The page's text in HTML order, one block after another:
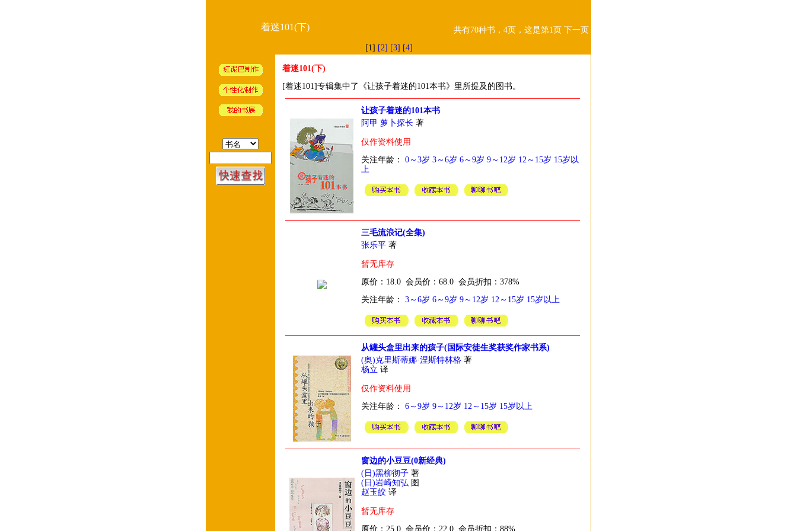
着迷101(下) 共有70种书，4页，这是第1页 下一页
[1] [2] [3] [4]
着迷101(下)
[着迷101]专辑集中了《让孩子着迷的101本书》里所提及的图书。
让孩子着迷的101本书
阿甲 萝卜探长 著
仅作资料使用
关注年龄： 0～3岁 3～6岁 6～9岁 9～12岁 12～15岁 15岁以
上
三毛流浪记(全集)
张乐平 著
暂无库存
原价：18.0 会员价：68.0 会员折扣：378%
关注年龄： 3～6岁 6～9岁 9～12岁 12～15岁 15岁以上
从罐头盒里出来的孩子(国际安徒生奖获奖作家书系)
(奥)克里斯蒂娜·涅斯特林格 著
杨立 译
仅作资料使用
关注年龄： 6～9岁 9～12岁 12～15岁 15岁以上
窗边的小豆豆(0新经典)
(日)黑柳彻子 著
(日)岩崎知弘 图
赵玉皎 译
暂无库存
原价：25.0 会员价：22.0 会员折扣：88%